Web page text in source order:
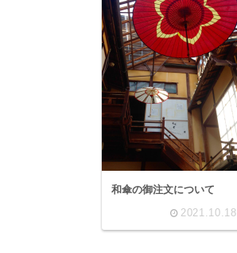
和傘の御注文について
2021.10.18